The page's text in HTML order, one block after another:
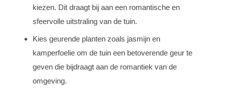
kiezen. Dit draagt bij aan een romantische en
sfeervolle uitstraling van de tuin.
Kies geurende planten zoals jasmijn en
kamperfoelie om de tuin een betoverende geur te
geven die bijdraagt aan de romantiek van de
omgeving.